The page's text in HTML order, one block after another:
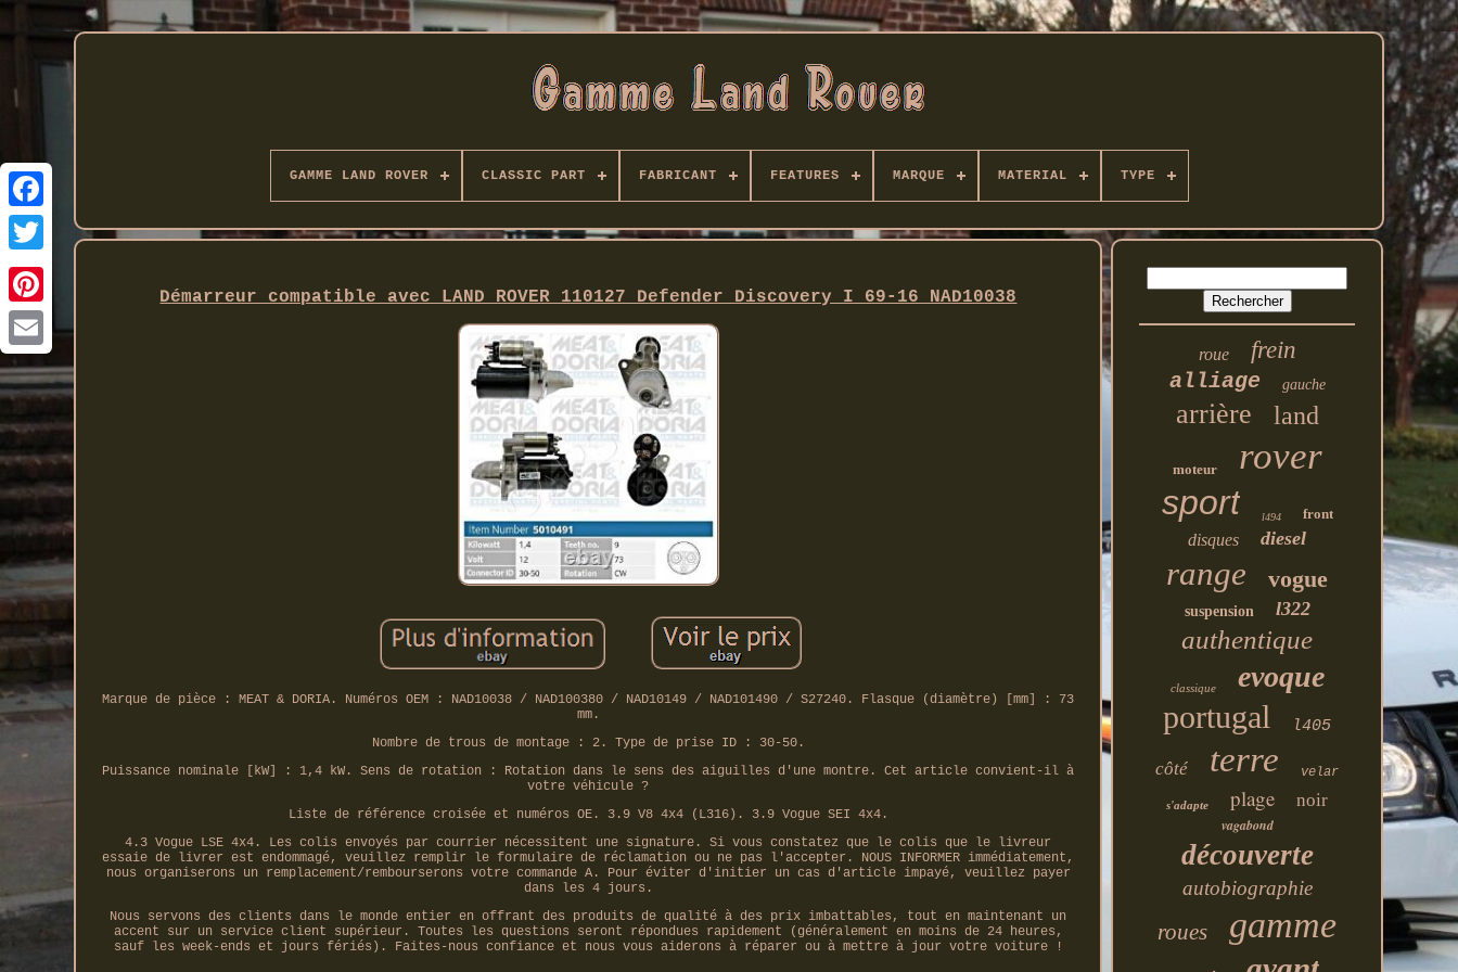
Twitter
GAMME LAND ROVER CLASSIC PART FABRICANT FEATURES MARQUE MATERIAL TYPE
Démarreur compatible avec LAND ROVER 110127 Defender Discovery I 69-16 NAD10038
Marque de pièce : MEAT & DORIA. Numéros OEM : NAD10038 / NAD100380 / NAD10149 / NAD101490 / S27240. Flasque (diamètre) [mm] : 73
mm.
Nombre de trous de montage : 2. Type de prise ID : 30-50.
Puissance nominale [kW] : 1,4 kW. Sens de rotation : Rotation dans le sens des aiguilles d'une montre. Cet article convient-il à
votre véhicule ?
Liste de référence croisée et numéros OE. 3.9 V8 4x4 (L316). 3.9 Vogue SEI 4x4.
4.3 Vogue LSE 4x4. Les colis envoyés par courrier nécessitent une signature. Si vous constatez que le colis que le livreur
essaie de livrer est endommagé, veuillez remplir le formulaire de réclamation ou ne pas l'accepter. NOUS INFORMER immédiatement,
nous organiserons un remplacement/rembourserons votre commande A. Pour éviter d'initier un cas d'article impayé, veuillez payer
dans les 4 jours.
Nous servons des clients dans le monde entier en offrant des produits de qualité à des prix imbattables, tout en maintenant un
accent sur un service client supérieur. Toutes les questions seront répondues rapidement (généralement en moins de 24 heures,
sauf les week-ends et jours fériés). Faites-nous confiance et nous vous aiderons à réparer ou à mettre à jour votre voiture !
roue frein
alliage gauche
arrière land
moteur rover
sport l494 front
disques diesel
range vogue
suspension l322
authentique
classique evoque
portugal l405
côté terre velar
s'adapte plage noir
vagabond
découverte
autobiographie
roues gamme